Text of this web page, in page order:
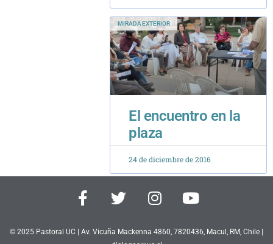
El encuentro en la
plaza
24 de diciembre de 2016
F
a
e
T
w
t
I
n
t
Y
o
t
© 2025 Pastoral UC | Av. Vicuña Mackenna 4860, 7820436, Macul, RM, Chile |